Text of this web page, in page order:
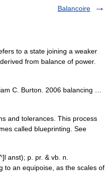
Balancoire
to a state joining a weaker
from balance of power.
C. Burton. 2006 balancing …
and tolerances. This process
called blueprinting. See
anst); p. pr. & vb. n.
to an equipoise, as the scales of